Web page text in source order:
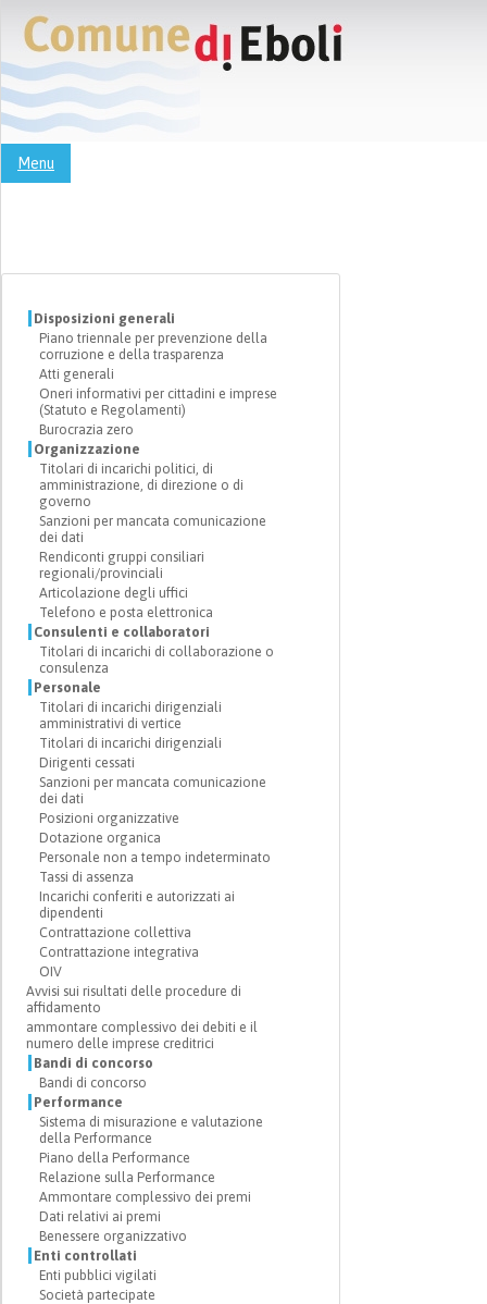
Menu
Disposizioni generali
Piano triennale per prevenzione della
corruzione e della trasparenza
Atti generali
Oneri informativi per cittadini e imprese
(Statuto e Regolamenti)
Burocrazia zero
Organizzazione
Titolari di incarichi politici, di
amministrazione, di direzione o di
governo
Sanzioni per mancata comunicazione
dei dati
Rendiconti gruppi consiliari
regionali/provinciali
Articolazione degli uffici
Telefono e posta elettronica
Consulenti e collaboratori
Titolari di incarichi di collaborazione o
consulenza
Personale
Titolari di incarichi dirigenziali
amministrativi di vertice
Titolari di incarichi dirigenziali
Dirigenti cessati
Sanzioni per mancata comunicazione
dei dati
Posizioni organizzative
Dotazione organica
Personale non a tempo indeterminato
Tassi di assenza
Incarichi conferiti e autorizzati ai
dipendenti
Contrattazione collettiva
Contrattazione integrativa
OIV
Avvisi sui risultati delle procedure di
affidamento
ammontare complessivo dei debiti e il
numero delle imprese creditrici
Bandi di concorso
Bandi di concorso
Performance
Sistema di misurazione e valutazione
della Performance
Piano della Performance
Relazione sulla Performance
Ammontare complessivo dei premi
Dati relativi ai premi
Benessere organizzativo
Enti controllati
Enti pubblici vigilati
Società partecipate